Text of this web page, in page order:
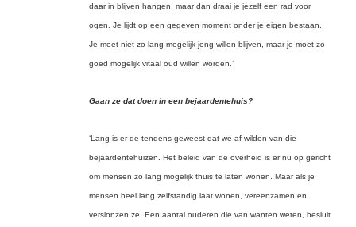
daar in blijven hangen, maar dan draai je jezelf een rad voor
ogen. Je lijdt op een gegeven moment onder je eigen bestaan.
Je moet niet zo lang mogelijk jong willen blijven, maar je moet zo
goed mogelijk vitaal oud willen worden.’
Gaan ze dat doen in een bejaardentehuis?
‘Lang is er de tendens geweest dat we af wilden van die
bejaardentehuizen. Het beleid van de overheid is er nu op gericht
om mensen zo lang mogelijk thuis te laten wonen. Maar als je
mensen heel lang zelfstandig laat wonen, vereenzamen en
verslonzen ze. Een aantal ouderen die van wanten weten, besluit